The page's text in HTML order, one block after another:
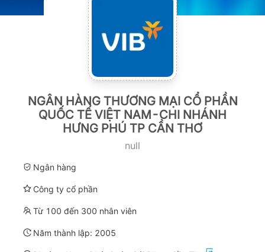
NGÂN HÀNG THƯƠNG MẠI CỔ PHẦN
QUỐC TẾ VIỆT NAM-CHI NHÁNH
HƯNG PHÚ TP CẦN THƠ
null
Ngân hàng
Công ty cổ phần
Từ 100 đến 300 nhân viên
Năm thành lập: 2005